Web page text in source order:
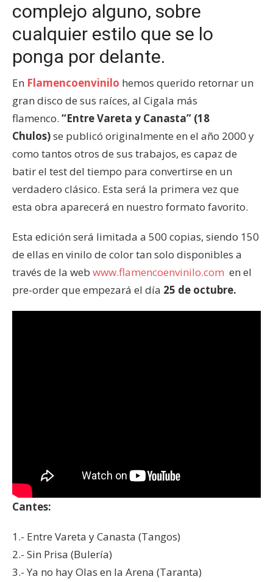
complejo alguno, sobre
cualquier estilo que se lo
ponga por delante.
En Flamencoenvinilo hemos querido retornar un
gran disco de sus raíces, al Cigala más
flamenco. “Entre Vareta y Canasta” (18
Chulos)se publicó originalmente en el año 2000 y
como tantos otros de sus trabajos, es capaz de
batir el test del tiempo para convertirse en un
verdadero clásico. Esta será la primera vez que
esta obra aparecerá en nuestro formato favorito.
Esta edición será limitada a 500 copias, siendo 150
de ellas en vinilo de color tan solo disponibles a
través de la web www.flamencoenvinilo.com en el
pre-order que empezará el día 25 de octubre.
Cantes:
1.- Entre Vareta y Canasta (Tangos)
2.- Sin Prisa (Bulería)
3.- Ya no hay Olas en la Arena (Taranta)